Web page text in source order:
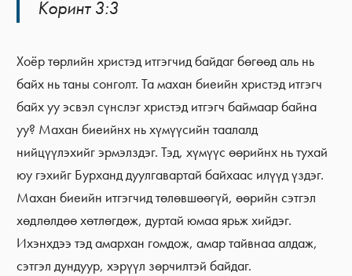
Коринт 3:3
Хоёр төрлийн христэд итгэгчид байдаг бөгөөд аль нь
байх нь таны сонголт. Та махан биеийн христэд итгэгч
байх уу эсвэл сүнслэг христэд итгэгч баймаар байна
уу? Махан биеийнх нь хүмүүсийн таалалд
нийцүүлэхийг эрмэлздэг. Тэд, хүмүүс өөрийнх нь тухай
юу гэхийг Бурханд дуулгавартай байхаас илүүд үздэг.
Махан биеийн итгэгчид төлөвшөөгүй, өөрийн сэтгэл
хөдлөлдөө хөтлөгдөж, дуртай юмаа ярьж хийдэг.
Ихэнхдээ тэд амархан гомдож, амар тайвнаа алдаж,
сэтгэл дундуур, хэрүүл зөрчилтэй байдаг.